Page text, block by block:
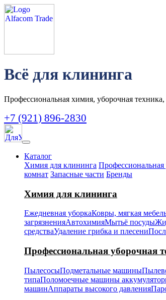
Всё для клининга
Профессиональная химия, уборочная
+7 (921) 896-2830
Каталог
Химия для клининга Профессиональная
комнат Запасные части Бренды
Химия для клининга
Ежедневная уборкаКовры, мягкая
загрязненияАвтохимияМытьё посуды
средстваУдаление грибка и плесени
Профессиональная уборочная
ПылесосыПодметальные машины
типаПоломоечные машины
машинАппараты высокого давления